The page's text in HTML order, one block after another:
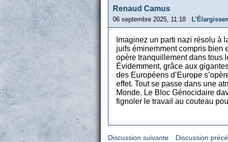
Renaud Camus
06 septembre 2025, 11:18
Imaginez un parti nazi résolu à
juifs éminemment compris bien
opère tranquillement dans tous
Évidemment, grâce aux
des Européens d’Europe
effet. Tout se passe dans une
Monde. Le Bloc Génocidaire
fignoler le travail au couteau
Discussion suivante Discussion